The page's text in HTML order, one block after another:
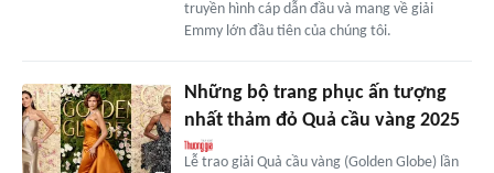
truyền hình cáp dẫn đầu và mang về giải
Emmy lớn đầu tiên của chúng tôi.
Những bộ trang phục ấn tượng
nhất thảm đỏ Quả cầu vàng 2025
Lễ trao giải Quả cầu vàng (Golden Globe) lần